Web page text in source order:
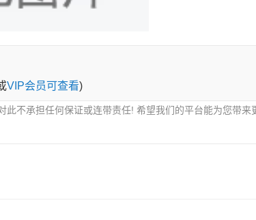
VIP会员可查看)
不承担任何保证或连带责任! 希望我们的平台能为您带来